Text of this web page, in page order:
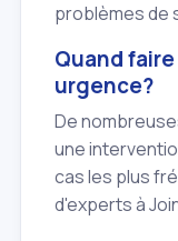
problèmes de
Quand
urgence?
De
une
cas les plus
d'experts à